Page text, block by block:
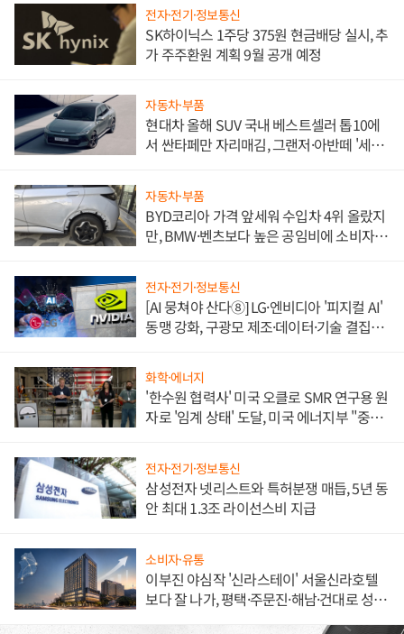
전자·전기·정보통신
SK하이닉스 1주당 375원 현금배당 실시, 추
가 주주환원 계획 9월 공개 예정
자동차·부품
현대차 올해 SUV 국내 베스트셀러 톱10에
서 싼타페만 자리매김, 그랜저·아반떼 '세단
자동차·부품
BYD코리아 가격 앞세워 수입차 4위 올랐지
만, BMW·벤츠보다 높은 공임비에 소비자
전자·전기·정보통신
[AI 뭉쳐야 산다⑧] LG·엔비디아 '피지컬 AI'
동맹 강화, 구광모 제조·데이터·기술 결집
화학·에너지
'한수원 협력사' 미국 오클로 SMR 연구용 원
자로 '임계 상태' 도달, 미국 에너지부 "중요
전자·전기·정보통신
삼성전자 넷리스트와 특허분쟁 매듭, 5년 동
안 최대 1.3조 라이선스비 지급
소비자·유통
이부진 야심작 '신라스테이' 서울신라호텔
보다 잘 나가, 평택·주문진·해남·건대로 성